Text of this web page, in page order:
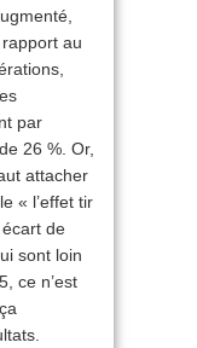
au
par
26 %. Or,
attacher
« l’effet tir
écart de
sont loin
ce n’est